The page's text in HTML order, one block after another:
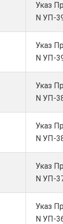
Указ
N УП-
Указ
N УП-
Указ
N УП-
Указ
N УП-
Указ
N УП-
Указ
N УП-